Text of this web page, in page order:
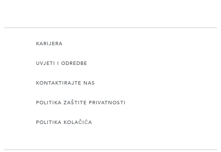
KARIJERA
UVJETI I ODREDBE
KONTAKTIRAJTE NAS
POLITIKA ZAŠTITE PRIVATNOSTI
POLITIKA KOLAČIĆA